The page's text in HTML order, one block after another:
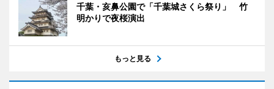
千葉・亥鼻公園で「千葉城さくら祭り」 竹
明かりで夜桜演出
もっと見る